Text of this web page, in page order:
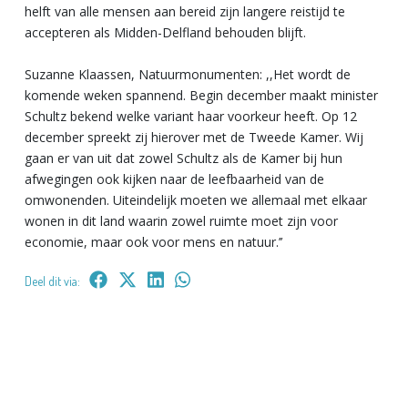
helft van alle mensen aan bereid zijn langere reistijd te
accepteren als Midden-Delfland behouden blijft.
Suzanne Klaassen, Natuurmonumenten: ,,Het wordt de
komende weken spannend. Begin december maakt minister
Schultz bekend welke variant haar voorkeur heeft. Op 12
december spreekt zij hierover met de Tweede Kamer. Wij
gaan er van uit dat zowel Schultz als de Kamer bij hun
afwegingen ook kijken naar de leefbaarheid van de
omwonenden. Uiteindelijk moeten we allemaal met elkaar
wonen in dit land waarin zowel ruimte moet zijn voor
economie, maar ook voor mens en natuur.’’
Deel dit via: